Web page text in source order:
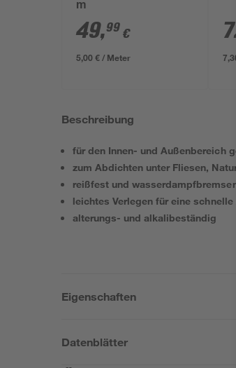
m
49,99 €
5,00 € / Meter
Beschreibung
für den Innen- und Außenbereich
zum Abdichten unter Fliesen,
reißfest und
leichtes Verlegen für eine
alterungs- und alkalibeständig
Eigenschaften
Datenblätter